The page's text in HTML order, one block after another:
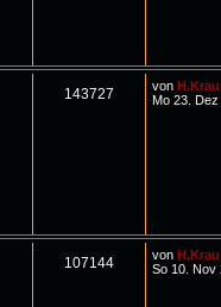
143727 von
Mo 23.
107144 von
So 10. Nov